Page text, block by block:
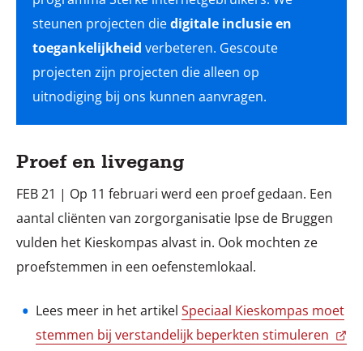
steunen projecten diedigitale inclusie en
toegankelijkheid verbeteren. Gescoute
projecten zijn projecten die alleen op
uitnodiging bij ons kunnen aanvragen.
Proef en livegang
FEB 21 | Op 11 februari werd een proef gedaan. Een
aantal cliënten van zorgorganisatie Ipse de Bruggen
vulden het Kieskompas alvast in. Ook mochten ze
proefstemmen in een oefenstemlokaal.
Lees meer in het artikel Speciaal Kieskompas moet
stemmen bij verstandelijk beperkten stimuleren